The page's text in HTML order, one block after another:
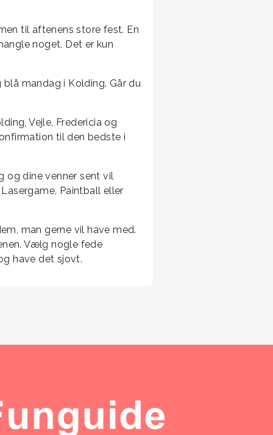
til aftenens store fest. En
noget. Det er kun
mandag i Kolding. Går du
Vejle, Fredericia og
til den bedste i
og dine venner sent vil
Paintball eller
man gerne vil have med.
Vælg nogle fede
have det sjovt.